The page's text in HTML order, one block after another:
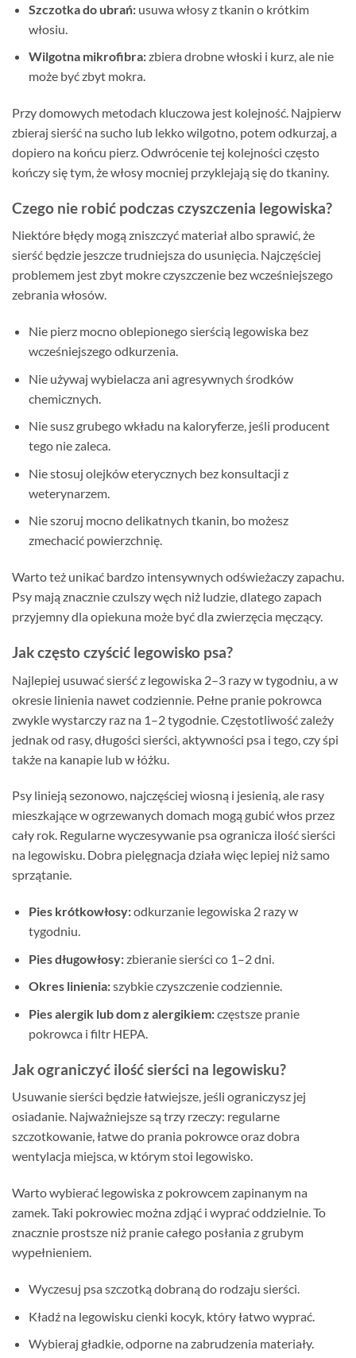
Szczotka do ubrań:usuwa włosy z tkanin o krótkim
włosiu.
Wilgotna mikrofibra:zbiera drobne włoski i kurz, ale nie
może być zbyt mokra.
Przy domowych metodach kluczowa jest kolejność. Najpierw
zbieraj sierść na sucho lub lekko wilgotno, potem odkurzaj, a
dopiero na końcu pierz. Odwrócenie tej kolejności często
kończy się tym, że włosy mocniej przyklejają się do tkaniny.
Czego nie robić podczas czyszczenia legowiska?
Niektóre błędy mogą zniszczyć materiał albo sprawić, że
sierść będzie jeszcze trudniejsza do usunięcia. Najczęściej
problemem jest zbyt mokre czyszczenie bez wcześniejszego
zebrania włosów.
Nie pierz mocno oblepionego sierścią legowiska bez
wcześniejszego odkurzenia.
Nie używaj wybielacza ani agresywnych środków
chemicznych.
Nie susz grubego wkładu na kaloryferze, jeśli producent
tego nie zaleca.
Nie stosuj olejków eterycznych bez konsultacji z
weterynarzem.
Nie szoruj mocno delikatnych tkanin, bo możesz
zmechacić powierzchnię.
Warto też unikać bardzo intensywnych odświeżaczy zapachu.
Psy mają znacznie czulszy węch niż ludzie, dlatego zapach
przyjemny dla opiekuna może być dla zwierzęcia męczący.
Jak często czyścić legowisko psa?
Najlepiej usuwać sierść z legowiska 2–3 razy w tygodniu, a w
okresie linienia nawet codziennie. Pełne pranie pokrowca
zwykle wystarczy raz na 1–2 tygodnie. Częstotliwość zależy
jednak od rasy, długości sierści, aktywności psa i tego, czy śpi
także na kanapie lub w łóżku.
Psy linieją sezonowo, najczęściej wiosną i jesienią, ale rasy
mieszkające w ogrzewanych domach mogą gubić włos przez
cały rok. Regularne wyczesywanie psa ogranicza ilość sierści
na legowisku. Dobra pielęgnacja działa więc lepiej niż samo
sprzątanie.
Pies krótkowłosy:odkurzanie legowiska 2 razy w
tygodniu.
Pies długowłosy:zbieranie sierści co 1–2 dni.
Okres linienia:szybkie czyszczenie codziennie.
Pies alergik lub dom z alergikiem:częstsze pranie
pokrowca i filtr HEPA.
Jak ograniczyć ilość sierści na legowisku?
Usuwanie sierści będzie łatwiejsze, jeśli ograniczysz jej
osiadanie. Najważniejsze są trzy rzeczy: regularne
szczotkowanie, łatwe do prania pokrowce oraz dobra
wentylacja miejsca, w którym stoi legowisko.
Warto wybierać legowiska z pokrowcem zapinanym na
zamek. Taki pokrowiec można zdjąć i wyprać oddzielnie. To
znacznie prostsze niż pranie całego posłania z grubym
wypełnieniem.
Wyczesuj psa szczotką dobraną do rodzaju sierści.
Kładź na legowisku cienki kocyk, który łatwo wyprać.
Wybieraj gładkie, odporne na zabrudzenia materiały.